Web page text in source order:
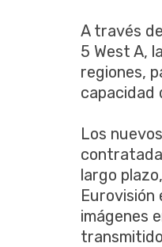
A través
5 West A,
regiones,
capacidad
Los
largo
Eurovisión
imágenes